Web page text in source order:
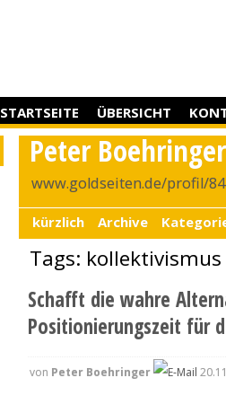
STARTSEITE ÜBERSICHT
Peter Boehringer
www.goldseiten.de/profil/
kürzlich Archive
Tags: kollektivismus
Schafft die wahre
Positionierungszeit für
von Peter Boehringer